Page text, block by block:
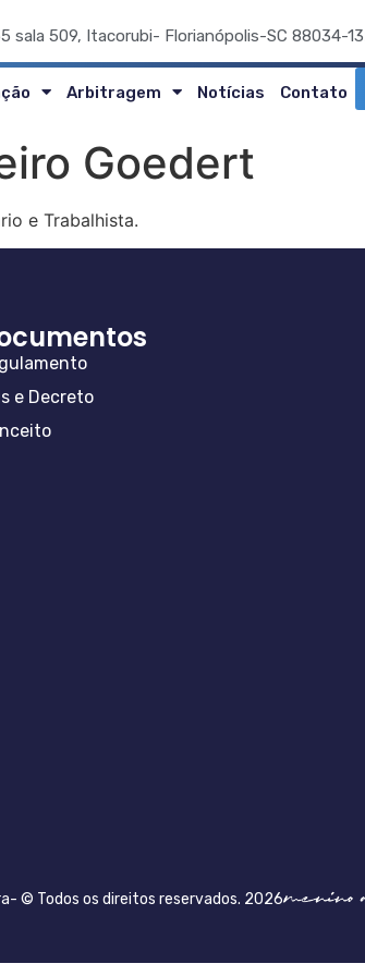
sala 509, Itacorubi- Florianópolis-SC 88034-
Arbitragem Notícias Contato
Goedert
e Trabalhista.
e Decreto
© Todos os direitos reservados. 2026